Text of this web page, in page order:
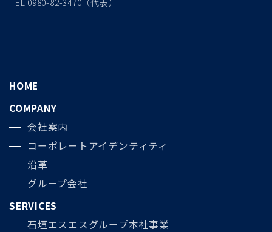
TEL 0980-82-3470（代表）
HOME
COMPANY
会社案内
コーポレートアイデンティティ
沿革
グループ会社
SERVICES
石垣エスエスグループ本社事業